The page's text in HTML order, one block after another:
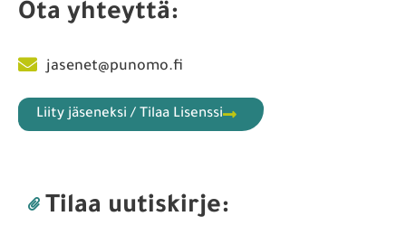
Ota yhteyttä:
jasenet@punomo.fi
Liity jäseneksi / Tilaa Lisenssi
Tilaa uutiskirje: